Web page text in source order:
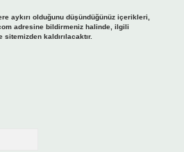
aykırı olduğunu düşündüğünüz içerikleri,
adresine bildirmeniz halinde, ilgili
kaldırılacaktır.